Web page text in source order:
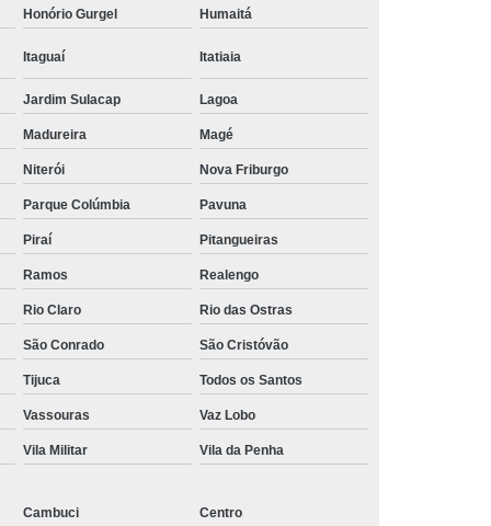
Tecnico
Suporte para Monitor para Noc
Suporte para Monitor Pneumático
para Monitor Regulável
Honório Gurgel Humaitá
Itaguaí Itatiaia
Jardim Sulacap Lagoa
Madureira Magé
Niterói Nova Friburgo
Parque Colúmbia Pavuna
Piraí Pitangueiras
Ramos Realengo
Rio Claro Rio das Ostras
São Conrado São Cristóvão
Tijuca Todos os Santos
Vassouras Vaz Lobo
Vila Militar Vila da Penha
Cambuci Centro